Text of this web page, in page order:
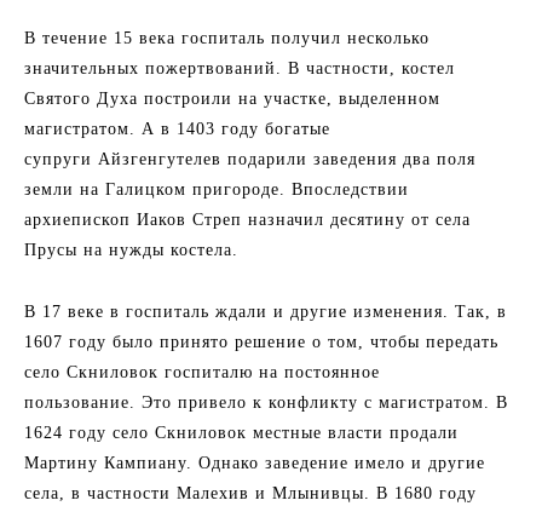
В течение 15 века госпиталь получил несколько
значительных пожертвований. В частности, костел
Святого Духа построили на участке, выделенном
магистратом. А в 1403 году богатые
супруги Айзгенгутелев подарили заведения два поля
земли на Галицком пригороде. Впоследствии
архиепископ Иаков Стреп назначил десятину от села
Прусы на нужды костела.
В 17 веке в госпиталь ждали и другие изменения. Так, в
1607 году было принято решение о том, чтобы передать
село Скниловок госпиталю на постоянное
пользование. Это привело к конфликту с магистратом. В
1624 году село Скниловок местные власти продали
Мартину Кампиану. Однако заведение имело и другие
села, в частности Малехив и Млынивцы. В 1680 году